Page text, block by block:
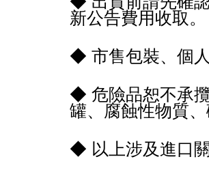
新公告費用收取。
◆ 市售包裝、個
◆ 危險品恕不承
罐、腐蝕性物質
◆ 以上涉及進口